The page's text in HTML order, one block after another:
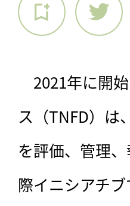
2021年に開
ス（TNFD）は
を評価、管理
際イニシアチ